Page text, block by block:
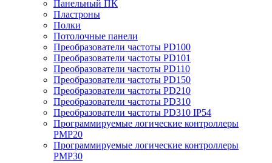
Панельный ПК
Пластроны
Полки
Потолочные панели
Преобразователи частоты PD100
Преобразователи частоты PD101
Преобразователи частоты PD110
Преобразователи частоты PD150
Преобразователи частоты PD210
Преобразователи частоты PD310
Преобразователи частоты PD310 IP54
Программируемые логические контроллеры
PMP20
Программируемые логические контроллеры
PMP30